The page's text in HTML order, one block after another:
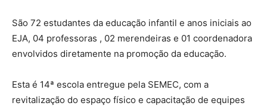
São 72 estudantes da educação infantil e anos iniciais ao
EJA, 04 professoras , 02 merendeiras e 01 coordenadora
envolvidos diretamente na promoção da educação.
Esta é 14ª escola entregue pela SEMEC, com a
revitalização do espaço físico e capacitação de equipes